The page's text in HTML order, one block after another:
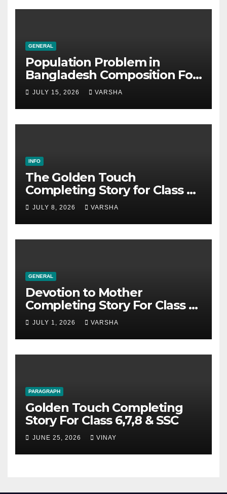
GENERAL
Population Problem in
Bangladesh Composition For
SSC & HSC
JULY 15, 2026 VARSHA
INFO
The Golden Touch
Completing Story for Class 5,
6, 7, 8, SSC & HSC
JULY 8, 2026 VARSHA
GENERAL
Devotion to Mother
Completing Story For Class 6,
7, 8, 9, SSC
JULY 1, 2026 VARSHA
PARAGRAPH
Golden Touch Completing
Story For Class 6,7,8 & SSC
JUNE 25, 2026 VINAY